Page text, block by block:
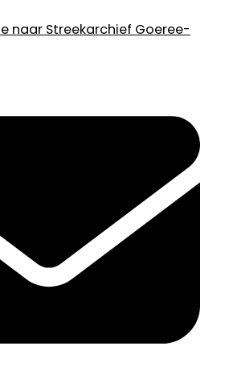
naar Streekarchief Goeree-